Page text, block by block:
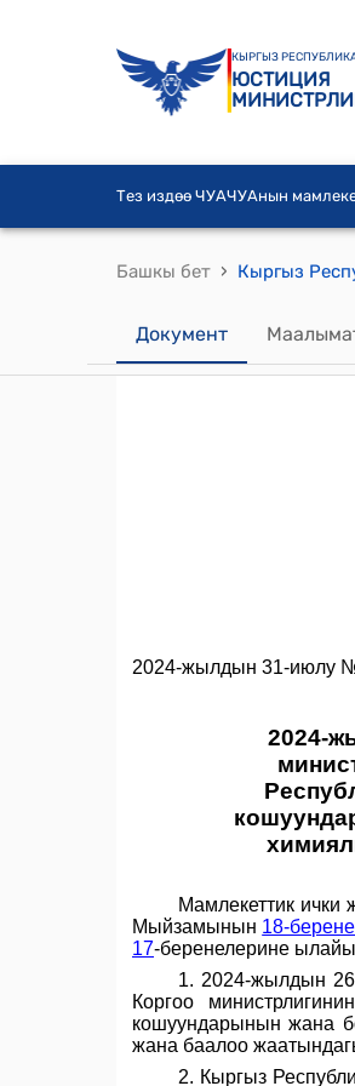
КЫРГЫЗ
ЮСТИЦИЯ
Тез издөө ЧУАЧУАнын
Башкы бет ›
Документ